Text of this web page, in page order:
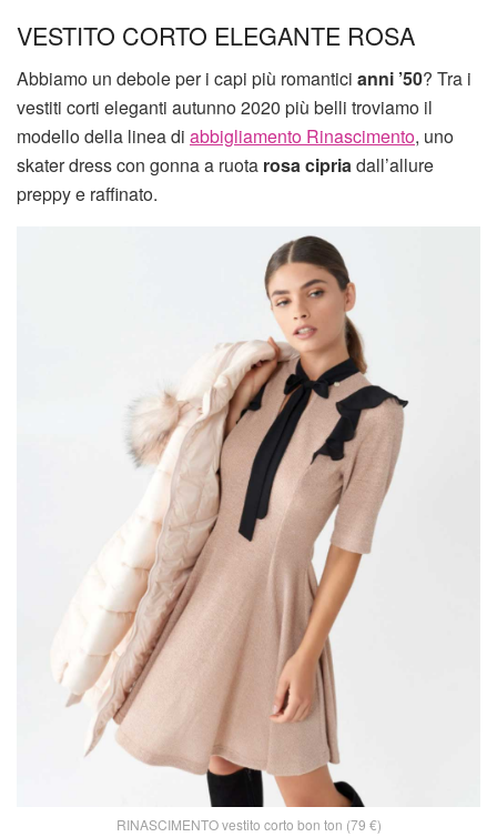
VESTITO CORTO ELEGANTE ROSA
Abbiamo un debole per i capi più romantici anni ’50? Tra i
vestiti corti eleganti autunno 2020 più belli troviamo il
modello della linea di abbigliamento Rinascimento, uno
skater dress con gonna a ruota rosa cipriadall’allure
preppy e raffinato.
RINASCIMENTO vestito corto bon ton (79 €)